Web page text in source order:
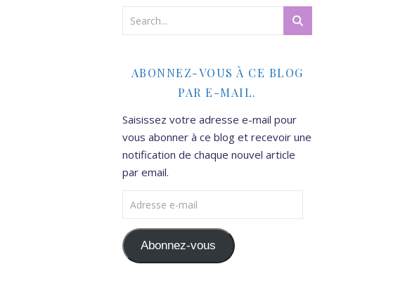
ABONNEZ-VOUS À CE BLOG
PAR E-MAIL.
Saisissez votre adresse e-mail pour
vous abonner à ce blog et recevoir une
notification de chaque nouvel article
par email.
Adresse e-mail
Abonnez-vous